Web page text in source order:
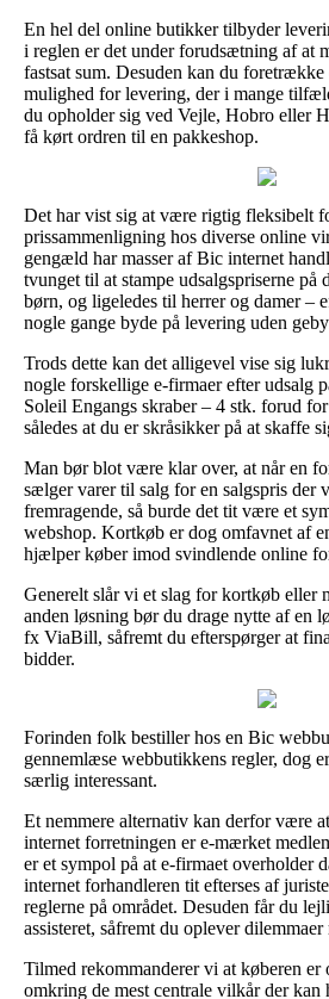
En hel del online butikker tilbyder
i reglen er det under forudsætning af at
fastsat sum. Desuden kan du foretrække
mulighed for levering, der i mange
du opholder sig ved Vejle, Hobro eller
få kørt ordren til en pakkeshop.
Det har vist sig at være rigtig fleksibelt
prissammenligning hos diverse online
gengæld har masser af Bic internet
tvunget til at stampe udsalgspriserne på
børn, og ligeledes til herrer og damer –
nogle gange byde på levering uden
Trods dette kan det alligevel vise sig
nogle forskellige e-firmaer efter udsalg
Soleil Engangs skraber – 4 stk. forud
således at du er skråsikker på at skaffe
Man bør blot være klar over, at når en
sælger varer til salg for en salgspris der
fremragende, så burde det tit være et
webshop. Kortkøb er dog omfavnet af
hjælper køber imod svindlende online
Generelt slår vi et slag for kortkøb eller
anden løsning bør du drage nytte af en
fx ViaBill, såfremt du efterspørger at
bidder.
Forinden folk bestiller hos en Bic
gennemlæse webbutikkens regler, dog
særlig interessant.
Et nemmere alternativ kan derfor være
internet forretningen er e-mærket
er et sympol på at e-firmaet overholder
internet forhandleren tit efterses af
reglerne på området. Desuden får du
assisteret, såfremt du oplever
Tilmed rekommanderer vi at køberen er
omkring de mest centrale vilkår der